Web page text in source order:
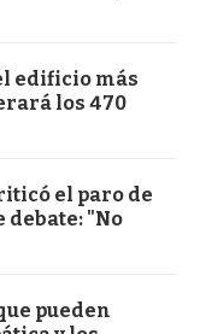
edificio más
los 470
el paro de
"No
pueden